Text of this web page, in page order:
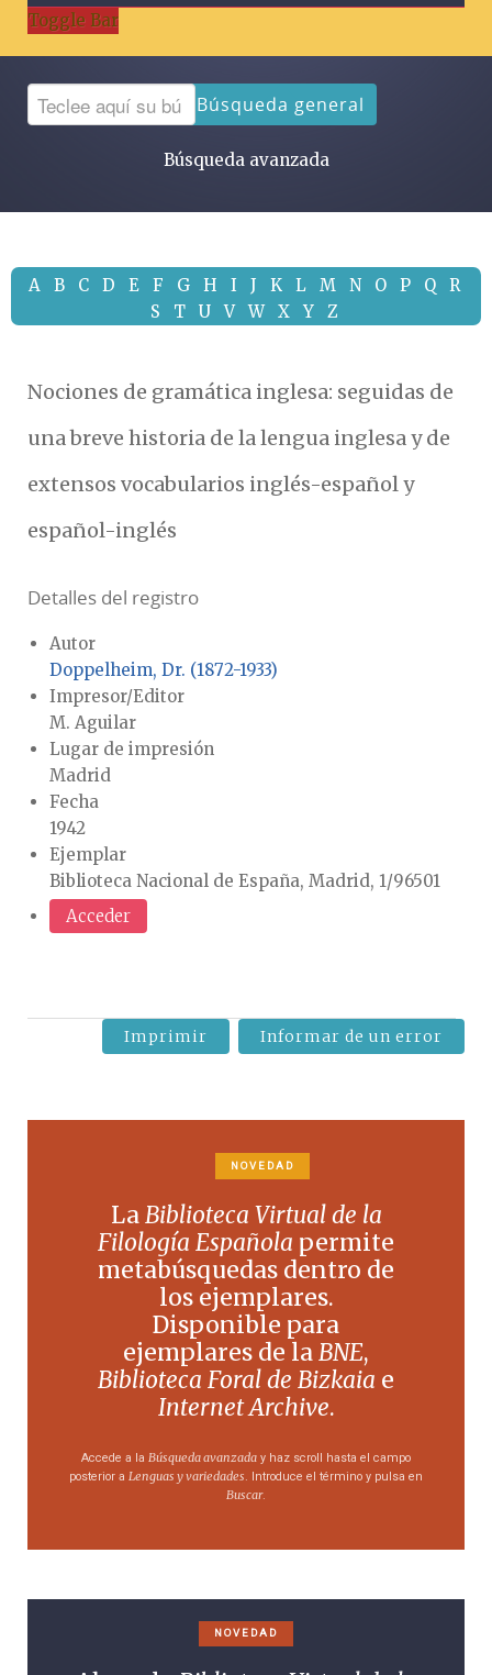
Toggle Bar
Búsqueda general
Búsqueda avanzada
A B C D E F G H I J K L M N O P Q
R
S
T U V W X Y Z
Nociones de gramática inglesa: seguidas de
una breve historia de la lengua inglesa y de
extensos vocabularios inglés-español y
español-inglés
Detalles del registro
Autor
Doppelheim, Dr. (1872-1933)
Impresor/Editor
M. Aguilar
Lugar de impresión
Madrid
Fecha
1942
Ejemplar
Biblioteca Nacional de España, Madrid, 1/96501
Acceder
Imprimir Informar de un error
NOVEDAD
LaBiblioteca Virtual de la
Filología Española permite
metabúsquedas dentro de
los ejemplares.
Disponible para
ejemplares de laBNE,
Biblioteca Foral de Bizkaia e
Internet Archive.
Accede a la Búsqueda avanzada y haz scroll hasta el campo
posterior a Lenguas y variedades . Introduce el término y pulsa en
Buscar.
NOVEDAD